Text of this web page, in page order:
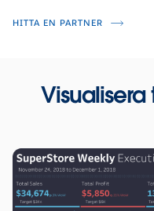
HITTA EN PARTNER